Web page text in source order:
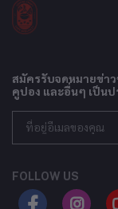
สมัครรับจดหมายข่า
คูปอง และอื่นๆ เป็นป
FOLLOW US